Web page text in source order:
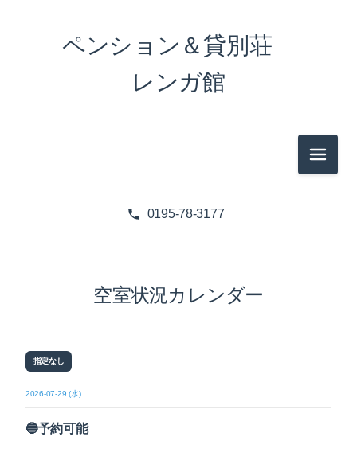
0195-78-3177
ペンション＆貸別荘
レンガ館
メニュ
空室状況カレンダー
指定なし
2026-07-29 (水)
🔵予約可能